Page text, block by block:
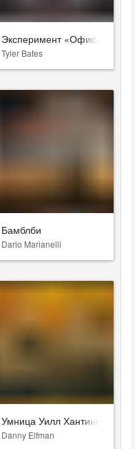
Эксперимент «Офис»
Tyler Bates
Бамблби
Dario Marianelli
Умница Уилл Хантинг
Danny Elfman